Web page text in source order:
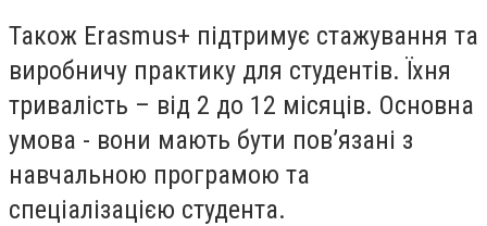
Також Erasmus+ підтримує стажування та
виробничу практику для студентів. Їхня
тривалість – від 2 до 12 місяців. Основна
умова - вони мають бути пов’язані з
навчальною програмою та
спеціалізацією студента.